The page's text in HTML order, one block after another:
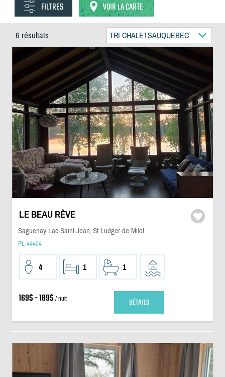
FILTRES VOIR LA CARTE
6 résultats TRI CHALETSAUQUEBEC
LE BEAU RÊVE
Saguenay-Lac-Saint-Jean, St-Ludger-de-Milot
PL-44404
4 1 1
169$ - 189$ / nuit DÉTAILS